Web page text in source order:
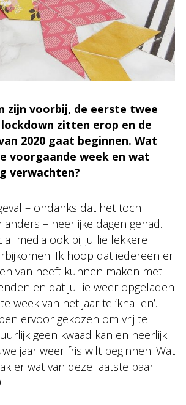
zijn voorbij, de eerste twee
zitten erop en de
2020 gaat beginnen. Wat
voorgaande week en wat
verwachten?
– ondanks dat het toch
– heerlijke dagen gehad.
media ook bij jullie lekkere
Ik hoop dat iedereen er
van heeft kunnen maken met
en dat jullie weer opgeladen
week van het jaar te ‘knallen’.
ervoor gekozen om vrij te
geen kwaad kan en heerlijk
jaar weer fris wilt beginnen! Wat
er wat van deze laatste paar